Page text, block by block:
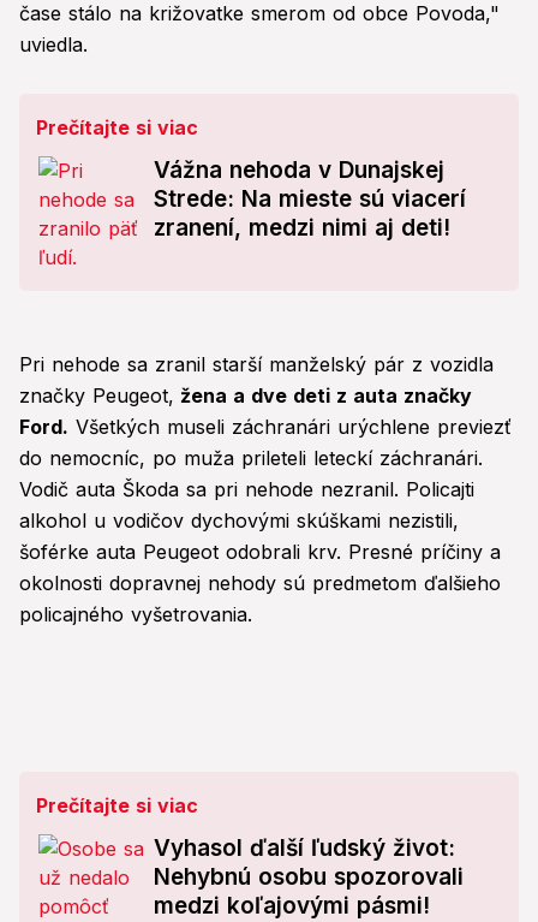
čase stálo na križovatke smerom od obce Povoda,"
uviedla.
Prečítajte si viac
Vážna nehoda v Dunajskej
Strede: Na mieste sú viacerí
zranení, medzi nimi aj deti!
Pri nehode sa zranil starší manželský pár z vozidla
značky Peugeot, žena a dve deti z auta značky
Ford. Všetkých museli záchranári urýchlene previezť
do nemocníc, po muža prileteli leteckí záchranári.
Vodič auta Škoda sa pri nehode nezranil. Policajti
alkohol u vodičov dychovými skúškami nezistili,
šoférke auta Peugeot odobrali krv. Presné príčiny a
okolnosti dopravnej nehody sú predmetom ďalšieho
policajného vyšetrovania.
Prečítajte si viac
Vyhasol ďalší ľudský život:
Nehybnú osobu spozorovali
medzi koľajovými pásmi!